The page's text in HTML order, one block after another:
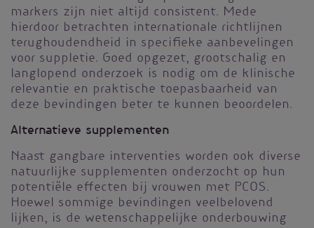
markers zijn niet altijd consistent. Mede
hierdoor betrachten internationale richtlijnen
terughoudendheid in specifieke aanbevelingen
voor suppletie. Goed opgezet, grootschalig en
langlopend onderzoek is nodig om de klinische
relevantie en praktische toepasbaarheid van
deze bevindingen beter te kunnen beoordelen.
Alternatieve supplementen
Naast gangbare interventies worden ook diverse
natuurlijke supplementen onderzocht op hun
potentiële effecten bij vrouwen met PCOS.
Hoewel sommige bevindingen veelbelovend
lijken, is de wetenschappelijke onderbouwing